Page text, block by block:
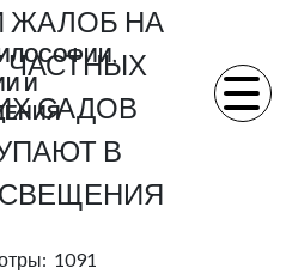
И
ЖАЛОБ НА
ЧАСТНЫХ
САДОВ
В
1091